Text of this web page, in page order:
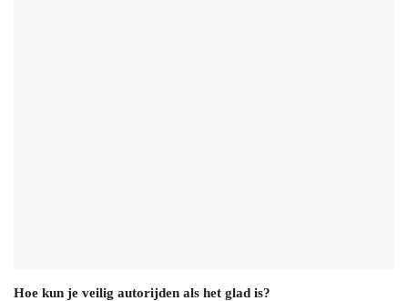
Hoe kun je veilig autorijden als het glad is?